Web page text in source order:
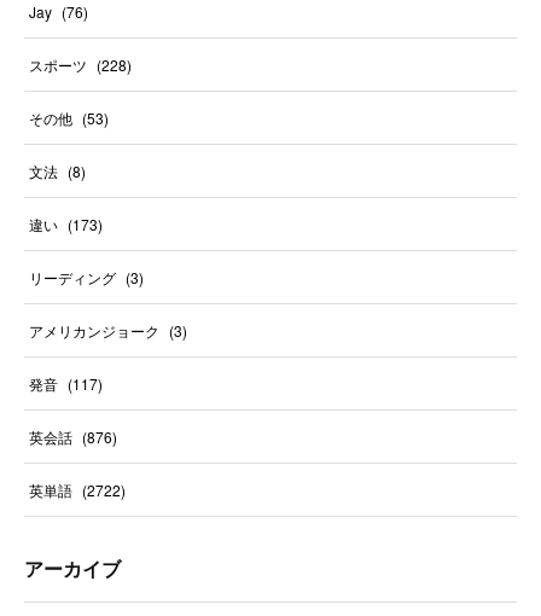
Jay (76)
スポーツ (228)
その他 (53)
文法 (8)
違い (173)
リーディング (3)
アメリカンジョーク (3)
発音 (117)
英会話 (876)
英単語 (2722)
アーカイブ